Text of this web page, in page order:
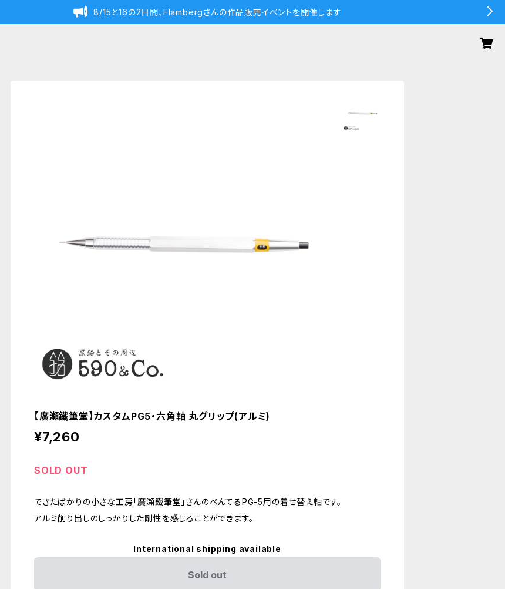
8/15と16の2日間、Flambergさんの作品販売イベントを開催します
【廣瀬鐵筆堂】カスタムPG5・六角軸 丸グリップ(アルミ)
¥7,260
SOLD OUT
できたばかりの小さな工房「廣瀬鐵筆堂」さんのぺんてるPG-5用の着せ替え軸です。
アルミ削り出しのしっかりした剛性を感じることができます。
International shipping available
Sold out